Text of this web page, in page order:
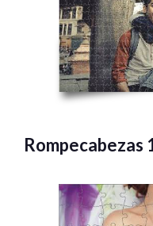
Rompecabezas